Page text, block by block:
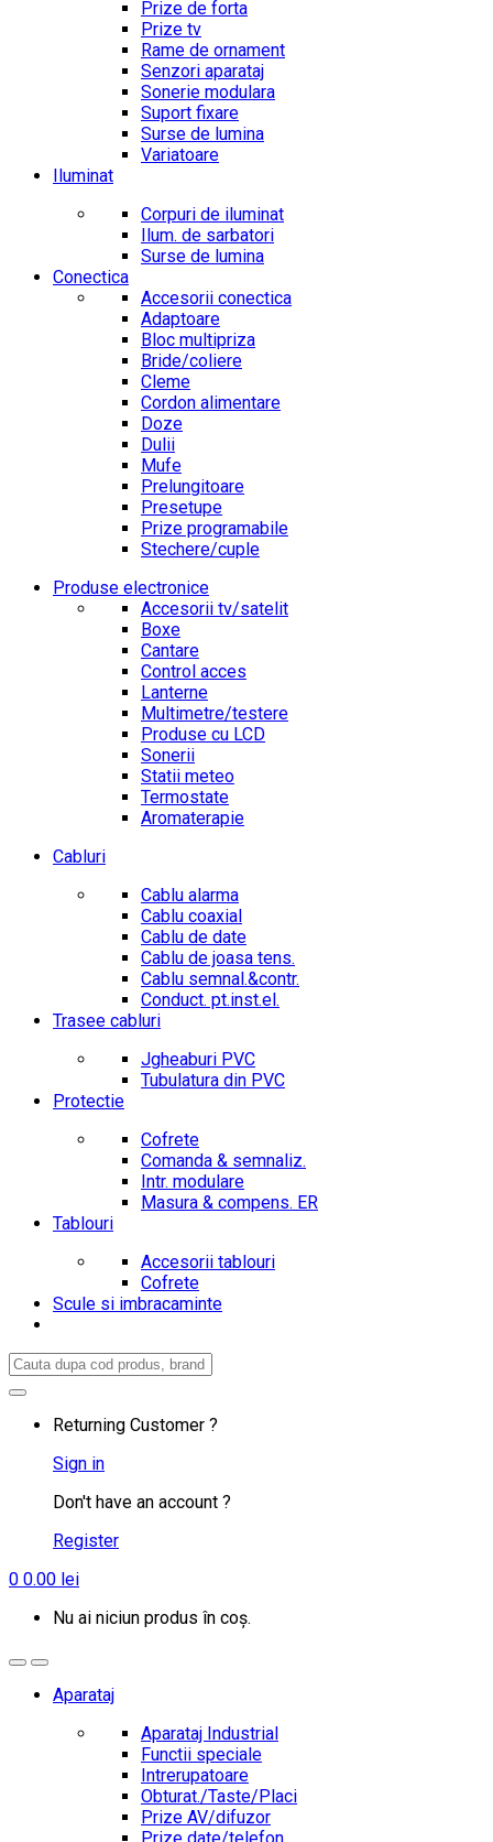
Prize de forta
Prize tv
Rame de ornament
Senzori aparataj
Sonerie modulara
Suport fixare
Surse de lumina
Variatoare
Iluminat
Corpuri de iluminat
Ilum. de sarbatori
Surse de lumina
Conectica
Accesorii conectica
Adaptoare
Bloc multipriza
Bride/coliere
Cleme
Cordon alimentare
Doze
Dulii
Mufe
Prelungitoare
Presetupe
Prize programabile
Stechere/cuple
Produse electronice
Accesorii tv/satelit
Boxe
Cantare
Control acces
Lanterne
Multimetre/testere
Produse cu LCD
Sonerii
Statii meteo
Termostate
Aromaterapie
Cabluri
Cablu alarma
Cablu coaxial
Cablu de date
Cablu de joasa tens.
Cablu semnal.&contr.
Conduct. pt.inst.el.
Trasee cabluri
Jgheaburi PVC
Tubulatura din PVC
Protectie
Cofrete
Comanda & semnaliz.
Intr. modulare
Masura & compens. ER
Tablouri
Accesorii tablouri
Cofrete
Scule si imbracaminte
Search
Returning Customer ?
Sign in
Don't have an account ?
Register
0 0.00 lei
Nu ai niciun produs în coș.
Aparataj
Aparataj Industrial
Functii speciale
Intrerupatoare
Obturat./Taste/Placi
Prize AV/difuzor